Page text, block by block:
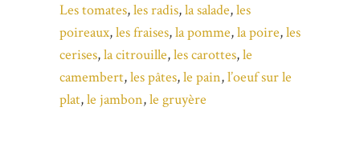
Les tomates,les radis,la salade,les
poireaux,les fraises,la pomme,la poire,les
cerises,la citrouille,les carottes,le
camembert,les pâtes,le pain,l’oeuf sur le
plat,le jambon,le gruyère